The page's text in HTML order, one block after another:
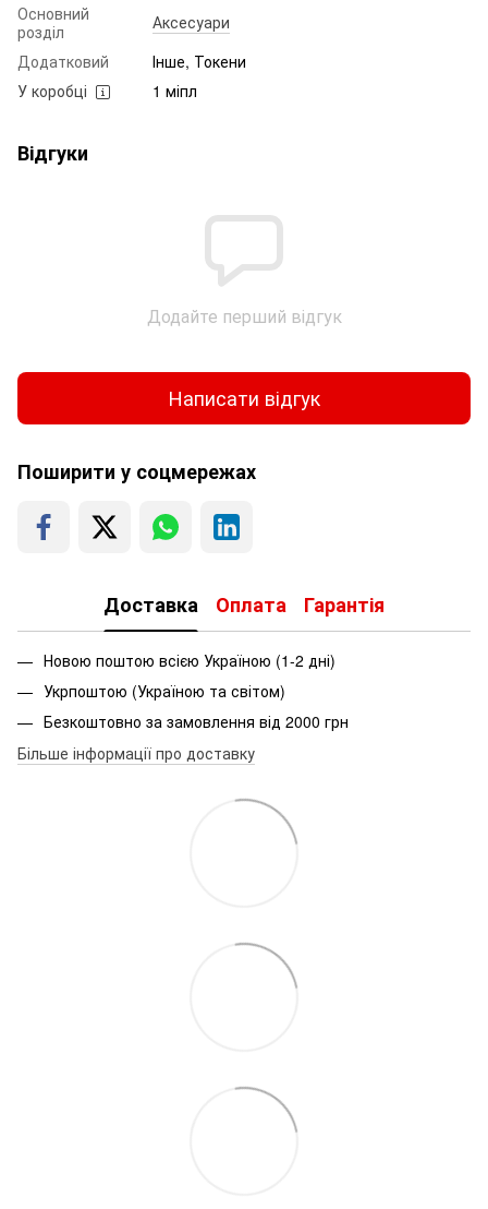
Основний
розділ
Аксесуари
Додатковий
Інше, Токени
У коробці
1 міпл
Відгуки
Додайте перший відгук
Написати відгук
Поширити у соцмережах
Доставка Оплата Гарантія
Новою поштою всією Україною (1-2 дні)
Укрпоштою (Україною та світом)
Безкоштовно за замовлення від 2000 грн
Більше інформації про доставку